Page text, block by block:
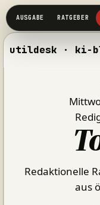
utildesk · ki-
Redaktionelle
aus